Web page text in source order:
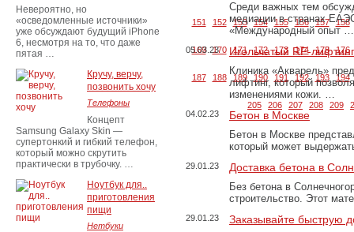
151 152 153 154 155 156 157 158
169 170 171 172 173 174 175 176
187 188 189 190 191 192 193 194
205 206 207 208 209
Среди важных тем
медиации в странах
«Международный опыт …
05.03.23 Игольчатый RF-
Клиника «Акварель»
лифтинг, который
изменениями кожи. …
04.02.23 Бетон в Москве
Бетон в Москве
который может
29.01.23 Доставка бетона в
Без бетона в
строительство. Этот
29.01.23 Заказывайте быструю
Невероятно, но
«осведомленные источники»
уже обсуждают будущий iPhone
6, несмотря на то, что даже
пятая …
Кручу, верчу,
позвонить хочу
Телефоны
Концепт
Samsung Galaxy Skin —
супертонкий и гибкий телефон,
который можно скрутить
практически в трубочку. …
Ноутбук для..
приготовления
пищи
Нетбуки